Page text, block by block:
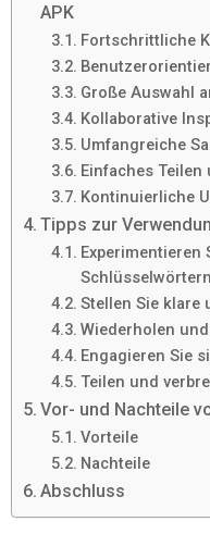
APK
Fortschrittliche
Große Auswahl
Kollaborative
Umfangreiche
Einfaches
Kontinuierliche
Tipps zur
Experimentieren
Schlüsselwörtern
Stellen Sie klare
Wiederholen
Engagieren Sie
Teilen und
Vor- und Nachteile
Vorteile
Nachteile
Abschluss